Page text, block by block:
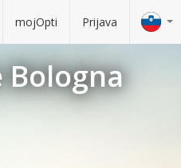
mojOpti Prijava
Bologna